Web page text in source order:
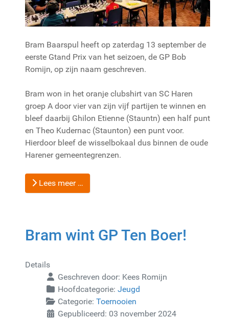
Bram Baarspul heeft op zaterdag 13 september de
eerste Gtand Prix van het seizoen, de GP Bob
Romijn, op zijn naam geschreven.
Bram won in het oranje clubshirt van SC Haren
groep A door vier van zijn vijf partijen te winnen en
bleef daarbij Ghilon Etienne (Stauntn) een half punt
en Theo Kudernac (Staunton) een punt voor.
Hierdoor bleef de wisselbokaal dus binnen de oude
Harener gemeentegrenzen.
Lees meer …
Bram wint GP Ten Boer!
Details
Geschreven door: Kees Romijn
Hoofdcategorie: Jeugd
Categorie: Toernooien
Gepubliceerd: 03 november 2024